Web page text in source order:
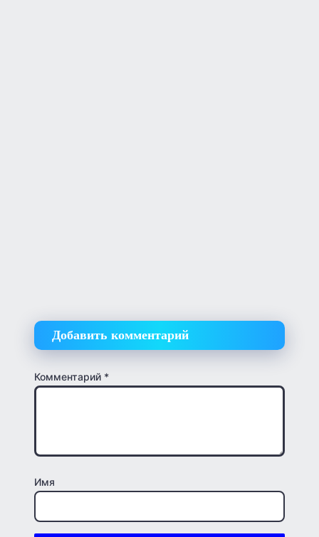
Добавить комментарий
Комментарий *
Имя